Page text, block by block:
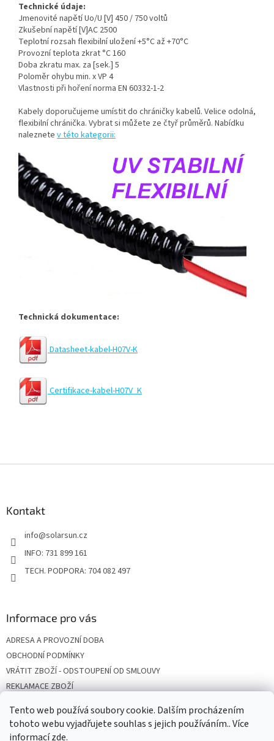
Tento web používá soubory cookie. Dalším procházením
tohoto webu vyjadřujete souhlas s jejich používáním.. Více
informacízde.
Technické údaje:
Jmenovité napětí Uo/U [V] 450 / 750 voltů
Zkušební napětí [V]AC 2500
Teplotní rozsah flexibilní uložení +5°C až +70°C
Provozní teplota zkrat °C 160
Doba zkratu max. za [sek.] 5
Poloměr ohybu min. x VP 4
Vlastnosti při hoření norma EN 60332-1-2
Kabely doporučujeme umístit do chráničky kabelů. Velice odolná,
flexibilní chránička. Vybrat si můžete ze čtyř průměrů. Nabídku
naleznete v této kategorii:
Technická dokumentace:
Datasheet-kabel-H07V-K
Certifikace-kabel-H07V_K
Kontakt
info@solarsun.cz
INFO: 731 899 161
TECH. PODPORA: 704 082 497
Informace pro vás
ADRESA A PROVOZNÍ DOBA
OBCHODNÍ PODMÍNKY
VRÁTIT ZBOŽÍ - ODSTOUPENÍ OD SMLOUVY
REKLAMACE ZBOŽÍ
PODMÍNKY OCHRANY OSOBNÍCH ÚDAJŮ